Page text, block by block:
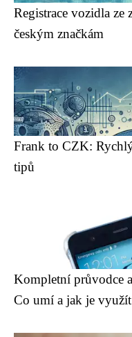
Registrace vozidla
českým značkám
Frank to CZK:
tipů
Kompletní průvodce
Co umí a jak je využít